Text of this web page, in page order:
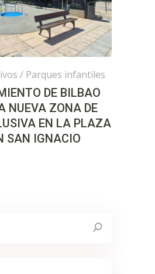
/ Parques infantiles
DE BILBAO
NUEVA ZONA DE
EN LA PLAZA
SAN IGNACIO